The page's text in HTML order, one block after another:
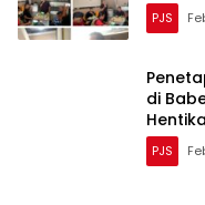
PJS
di
PJS